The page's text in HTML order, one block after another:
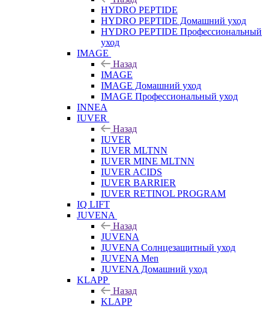
HYDRO PEPTIDE
HYDRO PEPTIDE Домашний уход
HYDRO PEPTIDE Профессиональный
уход
IMAGE
Назад
IMAGE
IMAGE Домашний уход
IMAGE Профессиональный уход
INNEA
IUVER
Назад
IUVER
IUVER MLTNN
IUVER MINE MLTNN
IUVER ACIDS
IUVER BARRIER
IUVER RETINOL PROGRAM
IQ LIFT
JUVENA
Назад
JUVENA
JUVENA Солнцезащитный уход
JUVENA Men
JUVENA Домашний уход
KLAPP
Назад
KLAPP